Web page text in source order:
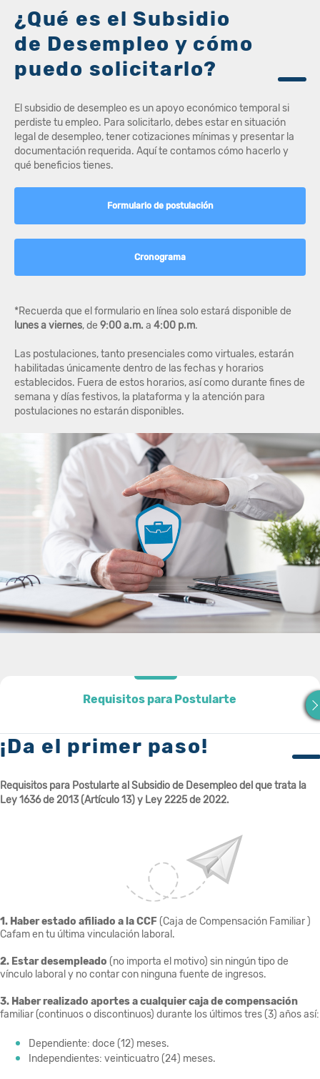
¿Qué es el Subsidio
de Desempleo y cómo
puedo solicitarlo?
El subsidio de desempleo es un apoyo económico temporal si
perdiste tu empleo. Para solicitarlo, debes estar en situación
legal de desempleo, tener cotizaciones mínimas y presentar la
documentación requerida. Aquí te contamos cómo hacerlo y
qué beneficios tienes.
Formulario de postulación
Cronograma
*Recuerda que el formulario en línea solo estará disponible de
lunes a viernes, de 9:00 a.m. a 4:00 p.m.
Las postulaciones, tanto presenciales como virtuales, estarán
habilitadas únicamente dentro de las fechas y horarios
establecidos. Fuera de estos horarios, así como durante fines de
semana y días festivos, la plataforma y la atención para
postulaciones no estarán disponibles.
Requisitos para Postularte
Requisitos para Postularte
¡Da el primer paso!
Requisitos para Postularte al Subsidio de Desempleo del que trata la
Ley 1636 de 2013 (Artículo 13) y Ley 2225 de 2022.
1. Haber estado afiliado a la CCF (Caja de Compensación Familiar )
Cafam en tu última vinculación laboral.
2. Estar desempleado (no importa el motivo) sin ningún tipo de
vínculo laboral y no contar con ninguna fuente de ingresos.
3. Haberrealizado aportes a cualquier caja de compensación
familiar (continuos o discontinuos) durante los últimos tres (3) años así:
Dependiente: doce (12) meses.
Independientes: veinticuatro (24) meses.